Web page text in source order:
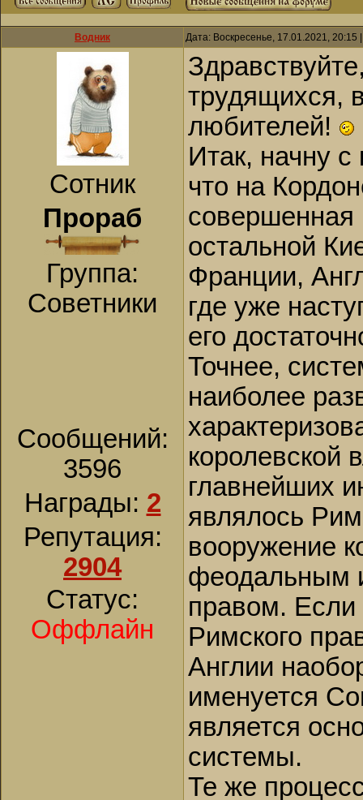
Водник Дата: Воскресенье, 17.01.2021,
Сотник
Прораб
Группа:
Советники
Сообщений:
3596
Награды: 2
Репутация:
2904
Статус:
Оффлайн
трудящихся,
любителей!
Итак, начну
что на
совершенная
остальной
Франции,
где уже
его
Точнее,
наиболее
королевской
главнейших
являлось
вооружение
феодальным
правом. Если
Римского
Англии
именуется
является
системы.
Те же